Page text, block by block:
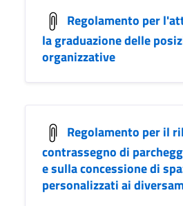
Regolamento per
la graduazione delle
organizzative
Regolamento per il
contrassegno di
e sulla concessione di
personalizzati ai